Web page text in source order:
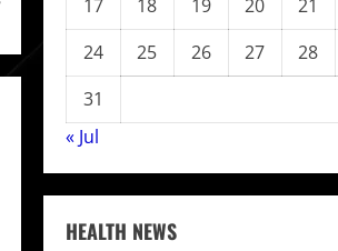
17
18 19 20 21
24
25 26 27 28
31
« Jul
HEALTH NEWS